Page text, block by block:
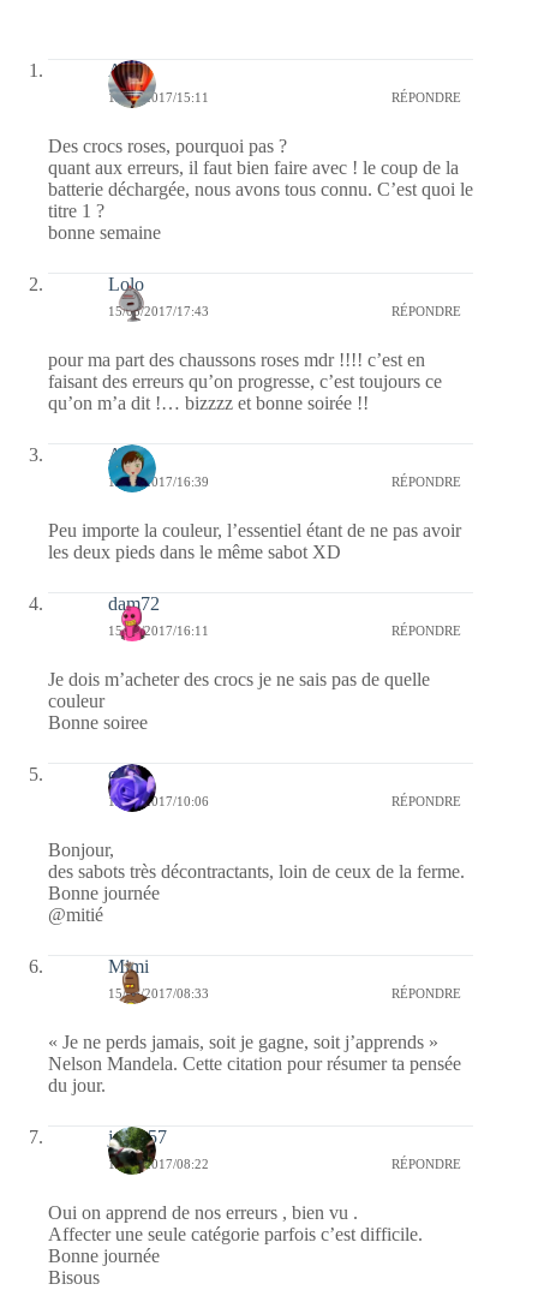
Ava
16/05/2017/15:11 RÉPONDRE
Des crocs roses, pourquoi pas ?
quant aux erreurs, il faut bien faire avec ! le coup de la
batterie déchargée, nous avons tous connu. C’est quoi le
titre 1 ?
bonne semaine
Lolo
15/05/2017/17:43 RÉPONDRE
pour ma part des chaussons roses mdr !!!! c’est en
faisant des erreurs qu’on progresse, c’est toujours ce
qu’on m’a dit !… bizzzz et bonne soirée !!
Ax-L
15/05/2017/16:39 RÉPONDRE
Peu importe la couleur, l’essentiel étant de ne pas avoir
les deux pieds dans le même sabot XD
dam72
15/05/2017/16:11 RÉPONDRE
Je dois m’acheter des crocs je ne sais pas de quelle
couleur
Bonne soiree
covix
15/05/2017/10:06 RÉPONDRE
Bonjour,
des sabots très décontractants, loin de ceux de la ferme.
Bonne journée
@mitié
Mimi
15/05/2017/08:33 RÉPONDRE
« Je ne perds jamais, soit je gagne, soit j’apprends »
Nelson Mandela. Cette citation pour résumer ta pensée
du jour.
jazzy57
15/05/2017/08:22 RÉPONDRE
Oui on apprend de nos erreurs , bien vu .
Affecter une seule catégorie parfois c’est difficile.
Bonne journée
Bisous